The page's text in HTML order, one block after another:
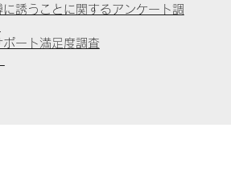
誘うことに関するアンケート調
ート満足度調査